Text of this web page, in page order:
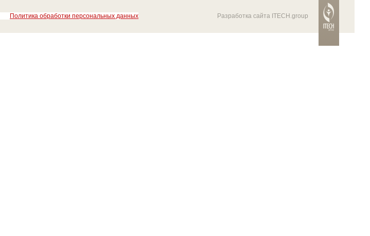
Политика обработки персональных данных Разработка сайта ITECH.group